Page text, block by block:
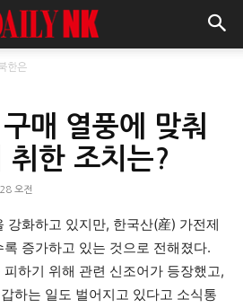
한은
매 열풍에 맞춰
취한 조치는?
오전
강화하고 있지만, 한국산(産) 가전제
증가하고 있는 것으로 전해졌다.
하기 위해 관련 신조어가 등장했고,
하는 일도 벌어지고 있다고 소식통